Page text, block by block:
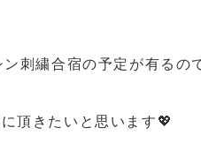
刺繍合宿の予定が有るの
頂きたいと思います💖